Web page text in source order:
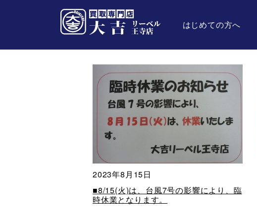
はじめての方へ
2023年8月15日
■8/15(火)は、台風7号の影響により、臨
時休業となります。